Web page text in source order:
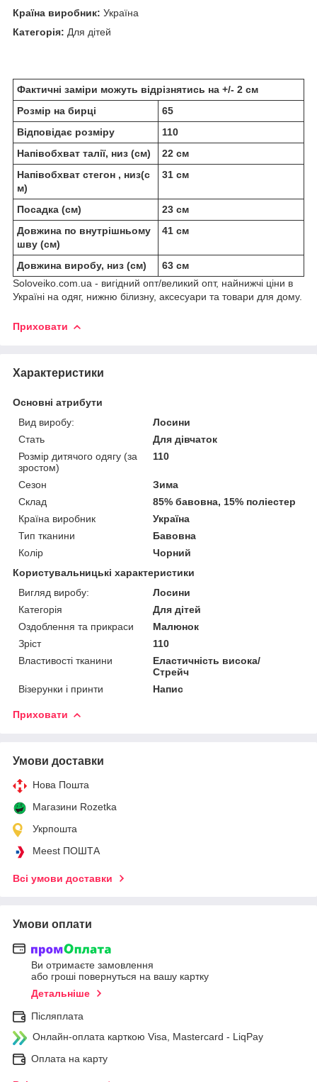
Країна виробник: Україна
Категорія: Для дітей
Фактичні заміри можуть відрізнятись на +/- 2 см
Розмір на бирці
65
Відповідає розміру
110
Напівобхват талії, низ (см)
22 см
Напівобхват стегон , низ(с
м)
31 см
Посадка (см)
23 см
Довжина по внутрішньому
шву (см)
41 см
Довжина виробу, низ (см)
63 см
Soloveiko.com.ua - вигідний опт/великий опт, найнижчі ціни в
Україні на одяг, нижню білизну, аксесуари та товари для дому.
Приховати
Характеристики
Основні атрибути
Вид виробу:
Лосини
Стать
Для дівчаток
Розмір дитячого одягу (за
зростом)
110
Сезон
Зима
Склад
85% бавовна, 15% поліестер
Країна виробник
Україна
Тип тканини
Бавовна
Колір
Чорний
Користувальницькі характеристики
Вигляд виробу:
Лосини
Категорія
Для дітей
Оздоблення та прикраси
Малюнок
Зріст
110
Властивості тканини
Еластичність висока/
Стрейч
Візерунки і принти
Напис
Приховати
Умови доставки
Нова Пошта
Магазини Rozetka
Укрпошта
Meest ПОШТА
Всі умови доставки
Умови оплати
Ви отримаєте замовлення
або гроші повернуться на вашу картку
Детальніше
Післяплата
Онлайн-оплата карткою Visa, Mastercard - LiqPay
Оплата на карту